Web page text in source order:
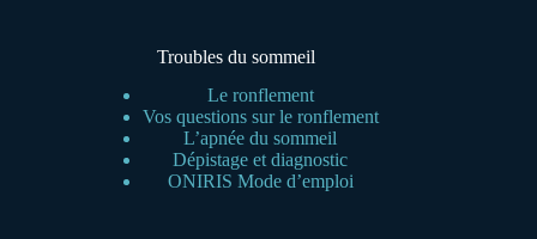
Troubles du sommeil
Le ronflement
Vos questions sur le ronflement
L’apnée du sommeil
Dépistage et diagnostic
ONIRIS Mode d’emploi